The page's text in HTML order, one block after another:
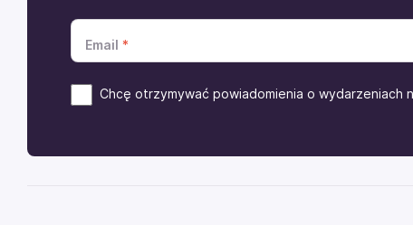
Email
Chcę otrzymywać powiadomienia o wydarzeniach